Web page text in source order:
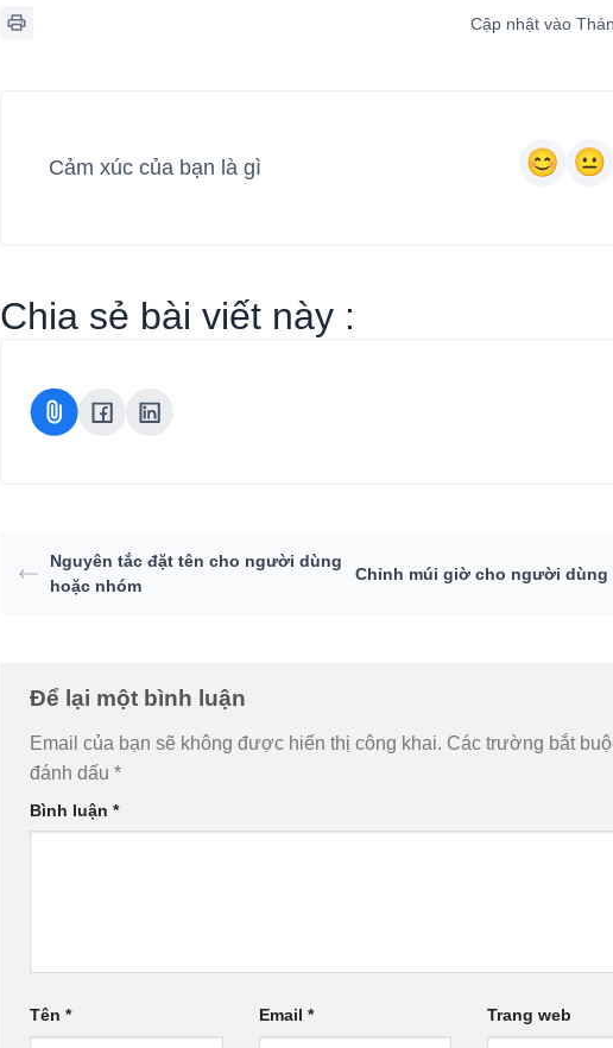
Cập nhật vào
Cảm xúc của bạn là gì
Chia sẻ bài viết này :
Nguyên tắc đặt tên cho người dùng
hoặc nhóm
Chỉnh múi giờ cho người dùng
Để lại một bình luận
Email của bạn sẽ không được hiển thị công khai. Các trường bắt
đánh dấu *
Bình luận *
Tên * Email * Trang web